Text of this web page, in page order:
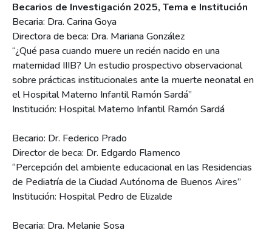
Becarios de Investigación 2025, Tema e Institución
Becaria: Dra. Carina Goya
Directora de beca: Dra. Mariana González
“¿Qué pasa cuando muere un recién nacido en una
maternidad IIIB? Un estudio prospectivo observacional
sobre prácticas institucionales ante la muerte neonatal en
el Hospital Materno Infantil Ramón Sardá”
Institución: Hospital Materno Infantil Ramón Sardá
Becario: Dr. Federico Prado
Director de beca: Dr. Edgardo Flamenco
“Percepción del ambiente educacional en las Residencias
de Pediatría de la Ciudad Autónoma de Buenos Aires”
Institución: Hospital Pedro de Elizalde
Becaria: Dra. Melanie Sosa